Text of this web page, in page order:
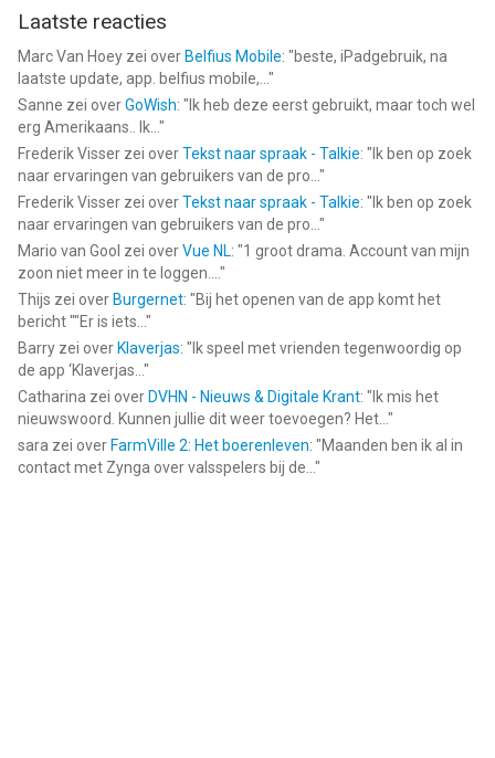
Laatste reacties
Marc Van Hoey zei over Belfius Mobile: "beste, iPadgebruik, na
laatste update, app. belfius mobile,... "
Sanne zei overGoWish: " Ik heb deze eerst gebruikt, maar toch wel
erg Amerikaans.. Ik... "
Frederik Visser zei overTekst naar spraak - Talkie: " Ik ben op zoek
naar ervaringen van gebruikers van de pro... "
Frederik Visser zei overTekst naar spraak - Talkie: " Ik ben op zoek
naar ervaringen van gebruikers van de pro... "
Mario van Gool zei overVue NL: "1 groot drama. Account van mijn
zoon niet meer in te loggen.... "
Thijs zei over Burgernet: "Bij het openen van de app komt het
bericht ""Er is iets... "
Barry zei over Klaverjas: " Ik speel met vrienden tegenwoordig op
de app ‘Klaverjas... "
Catharina zei over DVHN - Nieuws & Digitale Krant: " Ik mis het
nieuwswoord. Kunnen jullie dit weer toevoegen? Het... "
sara zei over FarmVille 2: Het boerenleven: "Maanden ben ik al in
contact met Zynga over valsspelers bij de... "